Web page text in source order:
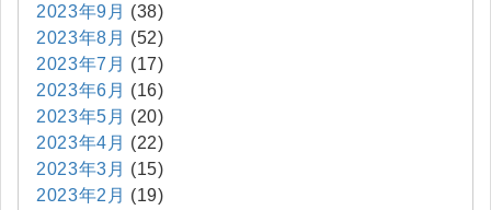
2023年9月 (38)
2023年8月 (52)
2023年7月 (17)
2023年6月 (16)
2023年5月 (20)
2023年4月 (22)
2023年3月 (15)
2023年2月 (19)